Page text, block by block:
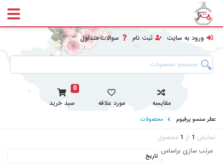
ورود به سایت ثبت نام سوالات متداول
مقایسه مورد علاقه
0
سبد خرید
عطر سنسو پرفیوم محصولات
نمایش 1 از 1 محصول
مرتب سازی براساس
: